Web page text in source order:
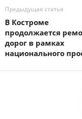
Предыдущая статья
В Костроме
продолжается
дорог в рамках
национального